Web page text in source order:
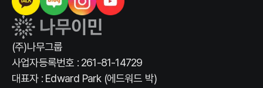
(주)나무그룹
사업자등록번호 : 261-81-14729
대표자 : Edward Park (에드워드 박)